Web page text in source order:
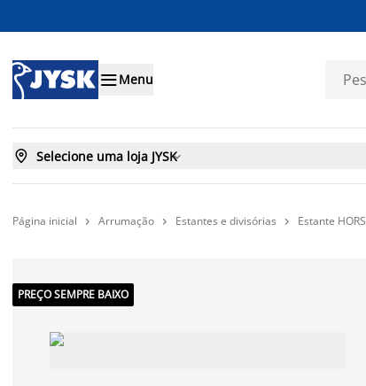
Menu
 Selecione uma loja JYSK
Página inicial  Arrumação  Estantes e divisórias  Estante
PREÇO SEMPRE BAIXO